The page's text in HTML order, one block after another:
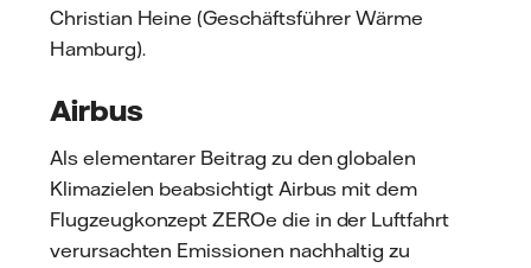
Christian Heine (Geschäftsführer Wärme
Hamburg).
Airbus
Als elementarer Beitrag zu den globalen
Klimazielen beabsichtigt Airbus mit dem
Flugzeugkonzept ZEROe die in der Luftfahrt
verursachten Emissionen nachhaltig zu